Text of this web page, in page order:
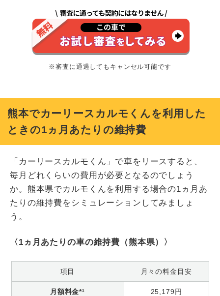
※審査に通過してもキャンセル可能です
熊本でカーリースカルモくんを利用した
ときの1ヵ月あたりの維持費
「カーリースカルモくん」で車をリースすると、
毎月どれくらいの費用が必要となるのでしょう
か。熊本県でカルモくんを利用する場合の1ヵ月あ
たりの維持費をシミュレーションしてみましょ
う。
〈1ヵ月あたりの車の維持費（熊本県）〉
項目 月々の料金目安
月額料金*¹ 25,179円